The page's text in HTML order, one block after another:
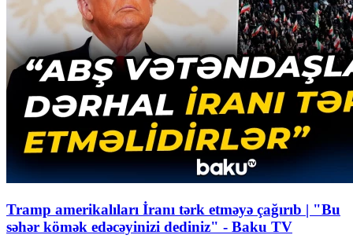
Tramp amerikalıları İranı tərk etməyə çağırıb | "Bu
səhər kömək edəcəyinizi dediniz" - Baku TV